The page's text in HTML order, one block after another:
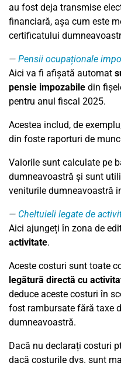
au fost deja transmise
financiară, așa cum este
certificatului
Pensii ocupaționale
Aici va fi afișată automat
pensie impozabile din
pentru anul fiscal 2025.
Acestea includ, de
din foste raporturi de
Valorile sunt calculate pe
dumneavoastră și sunt
veniturile dumneavoastră
Cheltuieli legate de
Aici ajungeți în zona de
activitate.
Aceste costuri sunt toate
legătură directă cu
deduce aceste costuri în
fost rambursate fără taxe
dumneavoastră.
Dacă nu declarați costuri
dacă costurile dvs. sunt